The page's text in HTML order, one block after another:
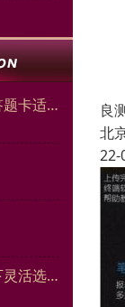
北京启明东方考试答题卡国考省考申论答题卡适合模拟考试练习
启明东方阅卷服务在线或上门，线上线下灵活选择
良
北
22-